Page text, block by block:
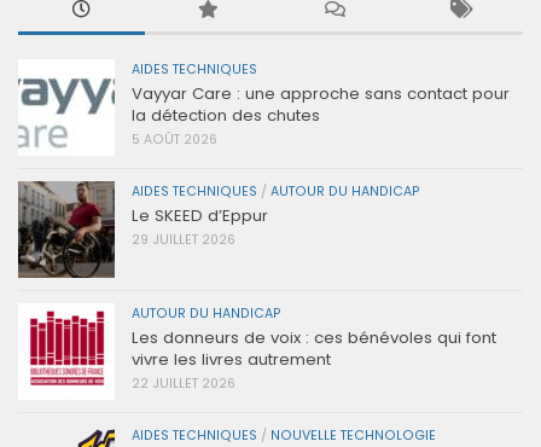
AIDES TECHNIQUES
Vayyar Care : une approche sans contact pour
la détection des chutes
5 AOÛT 2026
AIDES TECHNIQUES / AUTOUR DU HANDICAP
Le SKEED d’Eppur
29 JUILLET 2026
AUTOUR DU HANDICAP
Les donneurs de voix : ces bénévoles qui font
vivre les livres autrement
22 JUILLET 2026
AIDES TECHNIQUES / NOUVELLE TECHNOLOGIE